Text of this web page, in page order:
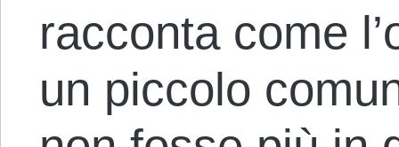
racconta come
un piccolo